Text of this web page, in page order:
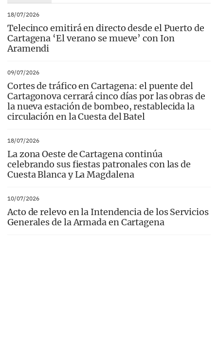
18/07/2026
Telecinco emitirá en directo desde el Puerto de
Cartagena ‘El verano se mueve’ con Ion
Aramendi
09/07/2026
Cortes de tráfico en Cartagena: el puente del
Cartagonova cerrará cinco días por las obras de
la nueva estación de bombeo, restablecida la
circulación en la Cuesta del Batel
18/07/2026
La zona Oeste de Cartagena continúa
celebrando sus fiestas patronales con las de
Cuesta Blanca y La Magdalena
10/07/2026
Acto de relevo en la Intendencia de los Servicios
Generales de la Armada en Cartagena